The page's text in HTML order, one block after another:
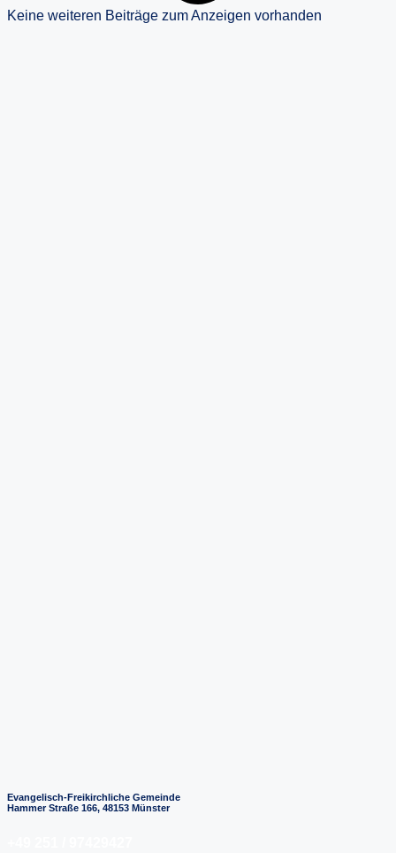
Keine weiteren Beiträge zum Anzeigen vorhanden
Evangelisch-Freikirchliche Gemeinde
Hammer Straße 166, 48153 Münster